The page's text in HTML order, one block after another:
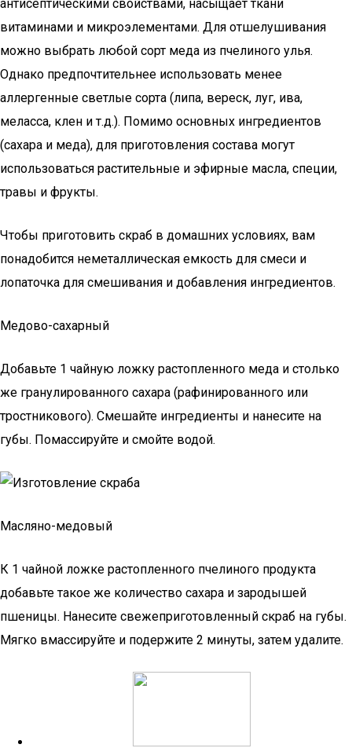
антисептическими свойствами, насыщает ткани
витаминами и микроэлементами. Для отшелушивания
можно выбрать любой сорт меда из пчелиного улья.
Однако предпочтительнее использовать менее
аллергенные светлые сорта (липа, вереск, луг, ива,
меласса, клен и т.д.). Помимо основных ингредиентов
(сахара и меда), для приготовления состава могут
использоваться растительные и эфирные масла, специи,
травы и фрукты.
Чтобы приготовить скраб в домашних условиях, вам
понадобится неметаллическая емкость для смеси и
лопаточка для смешивания и добавления ингредиентов.
Медово-сахарный
Добавьте 1 чайную ложку растопленного меда и столько
же гранулированного сахара (рафинированного или
тростникового). Смешайте ингредиенты и нанесите на
губы. Помассируйте и смойте водой.
Масляно-медовый
К 1 чайной ложке растопленного пчелиного продукта
добавьте такое же количество сахара и зародышей
пшеницы. Нанесите свежеприготовленный скраб на губы.
Мягко вмассируйте и подержите 2 минуты, затем удалите.